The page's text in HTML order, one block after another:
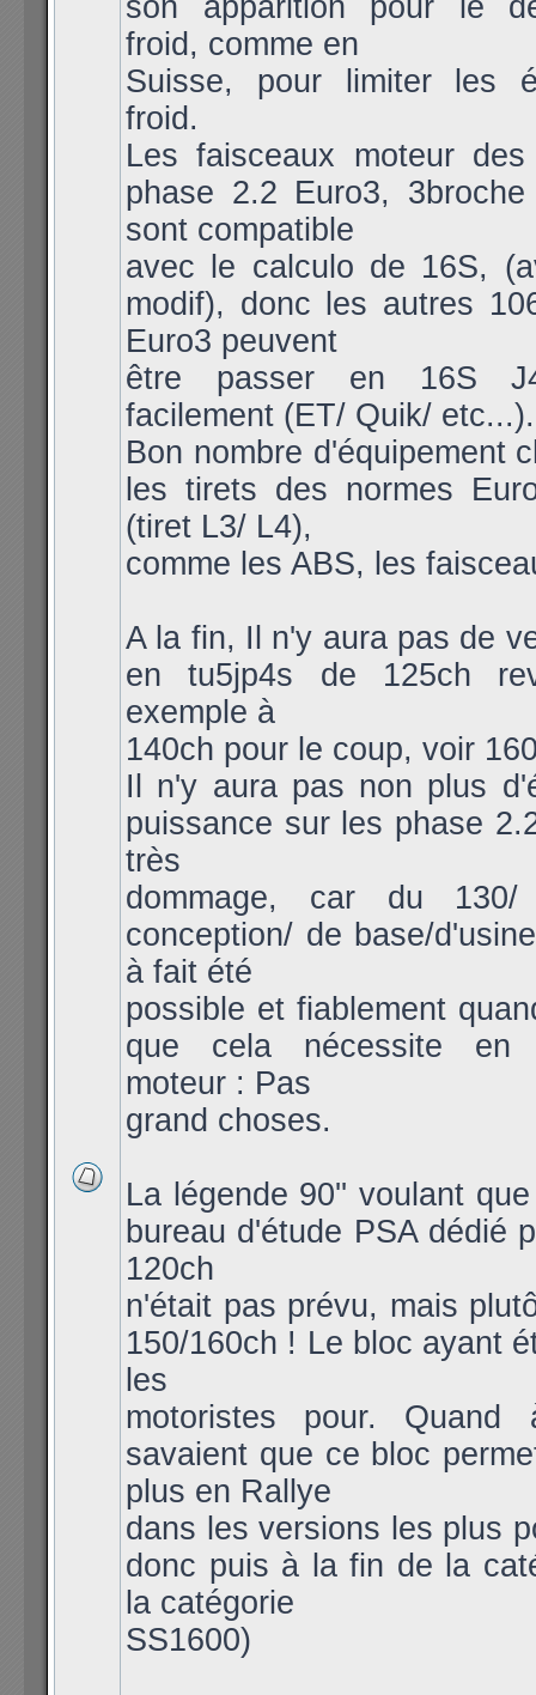
son apparition pour le
froid, comme en
Suisse, pour limiter les
froid.
Les faisceaux moteur
phase 2.2 Euro3,
sont compatible
avec le calculo de 16S,
modif), donc les autres
Euro3 peuvent
être passer en 16S
facilement (ET/ Quik/ etc...).
Bon nombre d'équipement
les tirets des normes
(tiret L3/ L4),
comme les ABS, les
A la fin, Il n'y aura pas de
en tu5jp4s de 125ch
exemple à
140ch pour le coup, voir
Il n'y aura pas non plus
puissance sur les phase
très
dommage, car du
conception/ de base/
à fait été
possible et fiablement
que cela nécessite en
moteur : Pas
grand choses.
La légende 90'' voulant
bureau d'étude PSA dédié
120ch
n'était pas prévu, mais
150/160ch ! Le bloc ayant
les
motoristes pour.
savaient que ce bloc
plus en Rallye
dans les versions les plus
donc puis à la fin de la
la catégorie
SS1600)